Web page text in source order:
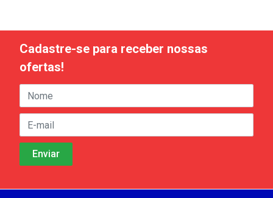
Cadastre-se para receber nossas
ofertas!